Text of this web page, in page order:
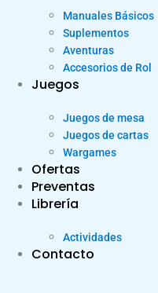
Manuales Básicos
Suplementos
Aventuras
Accesorios de Rol
Juegos
Juegos de mesa
Juegos de cartas
Wargames
Ofertas
Preventas
Librería
Actividades
Contacto